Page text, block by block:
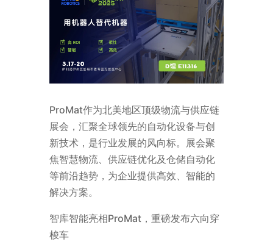
ProMat作为北美地区顶级物流与供应链
展会，汇聚全球领先的自动化设备与创
新技术，是行业发展的风向标。展会聚
焦智慧物流、供应链优化及仓储自动化
等前沿趋势，为企业提供高效、智能的
解决方案。
智库智能亮相ProMat，重磅发布六向穿
梭车